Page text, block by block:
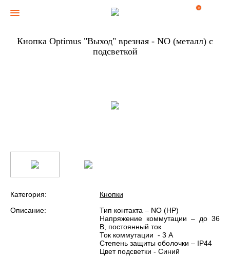
0
Кнопка Optimus "Выход" врезная - NO (металл) с
подсветкой
Категория:
Кнопки
Описание:
Тип контакта – NO (НР)
Напряжение коммутации – до 36
В, постоянный ток
Ток коммутации - 3 А
Степень защиты оболочки – IP44
Цвет подсветки - Синий